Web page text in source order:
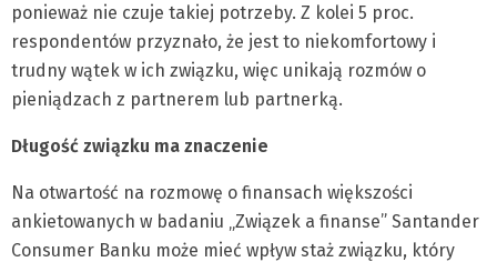
ponieważ nie czuje takiej potrzeby. Z kolei 5 proc.
respondentów przyznało, że jest to niekomfortowy i
trudny wątek w ich związku, więc unikają rozmów o
pieniądzach z partnerem lub partnerką.
Długość związku ma znaczenie
Na otwartość na rozmowę o finansach większości
ankietowanych w badaniu „Związek a finanse” Santander
Consumer Banku może mieć wpływ staż związku, który